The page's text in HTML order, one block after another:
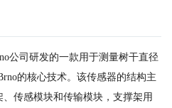
公司研发的一款用于测量树干直径
的核心技术。该传感器的结构主
传感模块和传输模块，支撑架用